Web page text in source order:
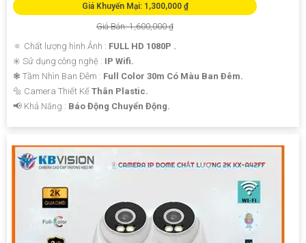
Giá Khuyến Mại: 1,300,000 ₫
Giá Bán: 1,600,000 ₫
🔅 Chất lượng hình Ảnh : FULL HD 1080P .
✳️ Sử dụng công nghệ : IP Wifi.
❃ Tầm Nhìn Ban Đêm : Full Color 30m Có Màu Ban Ðêm.
🔩 Camera Thiết Kế Thân Plastic.
️📢 Khả Năng : Báo Động Chuyển Động.